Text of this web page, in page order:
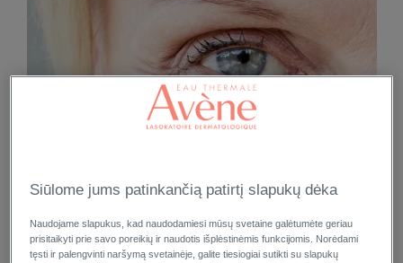
Siūlome jums patinkančią patirtį slapukų dėka
Naudojame slapukus, kad naudodamiesi mūsų svetaine galėtumėte geriau
prisitaikyti prie savo poreikių ir naudotis išplėstinėmis funkcijomis. Norėdami
tęsti ir palengvinti naršymą svetainėje, galite tiesiogiai sutikti su slapukų